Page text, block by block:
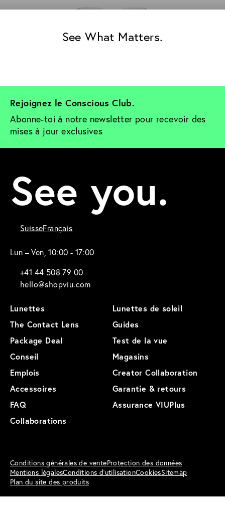
See What Matters.
Rejoignez le Conscious Club.
Abonne-toi à notre newsletter pour recevoir des
mises à jour exclusives
See you.
SuisseFrançais
Lun – Ven, 10:00 - 17:00
+41 44 508 79 00
hello@shopviu.com
Lunettes
Lunettes de soleil
The Contact Lens
Guides
Package Deal
Test de la vue
Conseil
Magasins
Emplois
Creator Collaboration
Accessoires
Garantie & retours
FAQ
Assurance VIUPlus
Collaborations
Conditions générales de venteProtection des données
Mentions légalesConditions d'utilisationCookiesSitemap
Plan du site des produits